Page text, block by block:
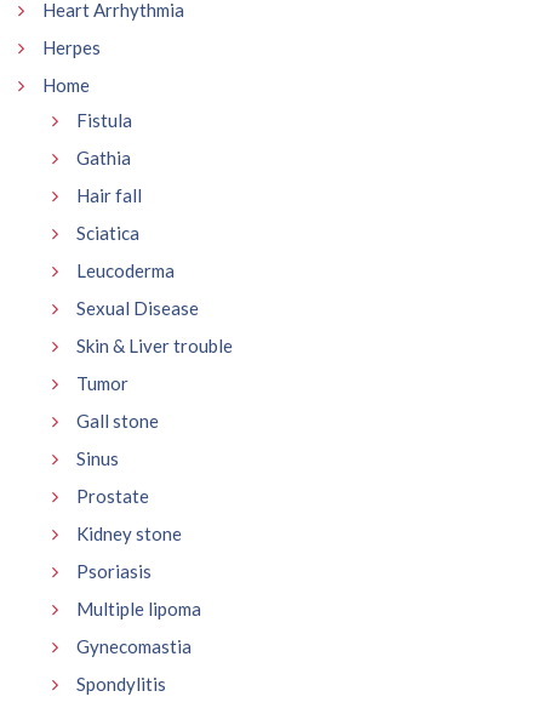
Heart Arrhythmia
Herpes
Home
Fistula
Gathia
Hair fall
Sciatica
Leucoderma
Sexual Disease
Skin & Liver trouble
Tumor
Gall stone
Sinus
Prostate
Kidney stone
Psoriasis
Multiple lipoma
Gynecomastia
Spondylitis